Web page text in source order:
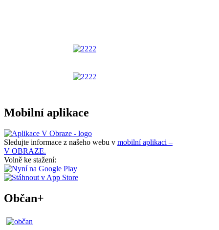
Mobilní aplikace
Sledujte informace z našeho webu v mobilní aplikaci –
V OBRAZE.
Volně ke stažení:
Občan+